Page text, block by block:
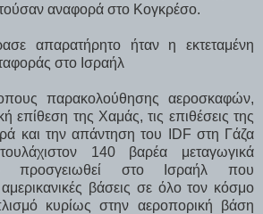
αναφορά στο Κογκρέσο.
απαρατήρητο ήταν η εκτεταμένη
στο Ισραήλ
παρακολούθησης αεροσκαφών,
επίθεση της Χαμάς, τις επιθέσεις της
και την απάντηση του IDF στη Γάζα
140 βαρέα μεταγωγικά
προσγειωθεί στο Ισραήλ που
βάσεις σε όλο τον κόσμο
κυρίως στην αεροπορική βάση